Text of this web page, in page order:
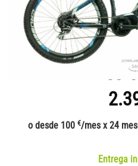
o desde 100 €/mes x 24
Entrega